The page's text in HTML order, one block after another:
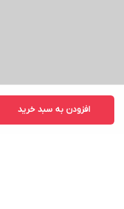
افزودن به سبد خرید